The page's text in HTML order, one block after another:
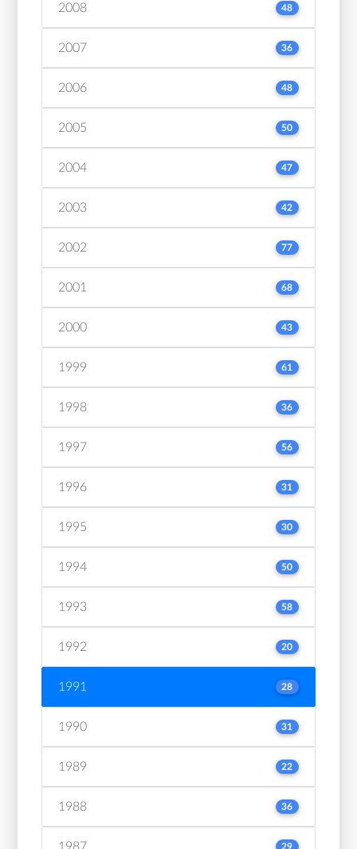
2008 48
2007 36
2006 48
2005 50
2004 47
2003 42
2002 77
2001 68
2000 43
1999 61
1998 36
1997 56
1996 31
1995 30
1994 50
1993 58
1992 20
1991 28
1990 31
1989 22
1988 36
1987 29